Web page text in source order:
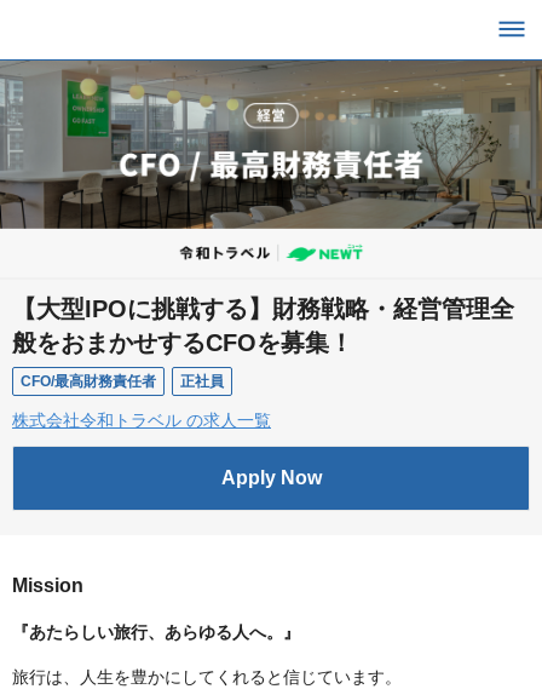
【大型IPOに挑戦する】財務戦略・経営管理全
般をおまかせするCFOを募集！
CFO/最高財務責任者 正社員
株式会社令和トラベル の求人一覧
Apply Now
Mission
『あたらしい旅行、あらゆる人へ。』
旅行は、人生を豊かにしてくれると信じています。